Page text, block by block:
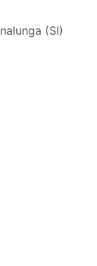
(SI)